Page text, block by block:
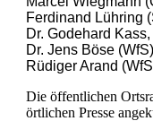
Ferdinand Lühring
Dr. Godehard
Dr. Jens Böse (WfS)
Rüdiger Arand
Die öffentlichen
örtlichen Presse